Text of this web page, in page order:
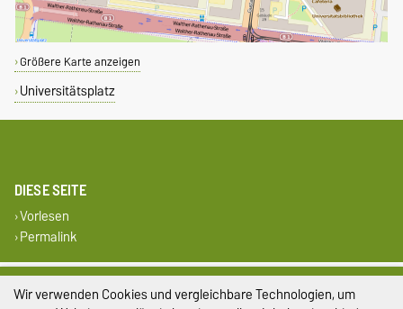
Größere Karte anzeigen
Universitätsplatz
DIESE SEITE
Vorlesen
Permalink
Impressum
Wir verwenden Cookies und vergleichbare Technologien, um